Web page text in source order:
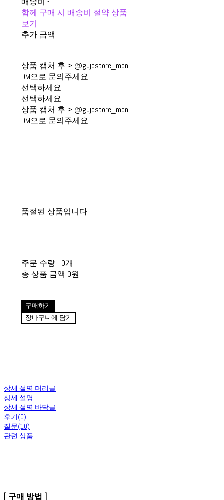
함께 구매 시 배송비 절약 상품
보기
추가 금액
상품 캡처 후 > @gujestore_men
DM으로 문의주세요.
선택하세요.
선택하세요.
상품 캡처 후 > @gujestore_men
DM으로 문의주세요.
품절된 상품입니다.
주문 수량
0개
총 상품 금액 0원
구매하기
장바구니에 담기
상세 설명 머리글
상세 설명
상세 설명 바닥글
후기(0)
질문(10)
관련 상품
[ 구매 방법 ]